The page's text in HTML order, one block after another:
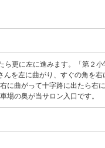
ら更に左に進みます。「第２小
を左に曲がり、すぐの角を右
に曲がって十字路に出たら右
場の奥が当サロン入口です。